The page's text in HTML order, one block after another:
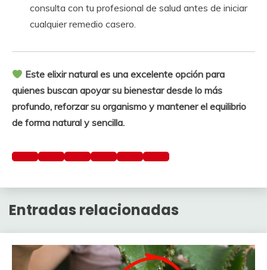
consulta con tu profesional de salud antes de iniciar
cualquier remedio casero.
Este elixir natural es una excelente opción para
quienes buscan apoyar su bienestar desde lo más
profundo, reforzar su organismo y mantener el equilibrio
de forma natural y sencilla.
ChatGPT
Entradas relacionadas